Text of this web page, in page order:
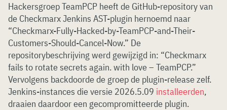
Hackersgroep TeamPCP heeft de GitHub-repository van
de Checkmarx Jenkins AST-plugin hernoemd naar
“Checkmarx-Fully-Hacked-by-TeamPCP-and-Their-
Customers-Should-Cancel-Now.” De
repositorybeschrijving werd gewijzigd in: “Checkmarx
fails to rotate secrets again. with love – TeamPCP.”
Vervolgens backdoorde de groep de plugin-release zelf.
Jenkins-instances die versie 2026.5.09 installeerden,
draaien daardoor een gecompromitteerde plugin.